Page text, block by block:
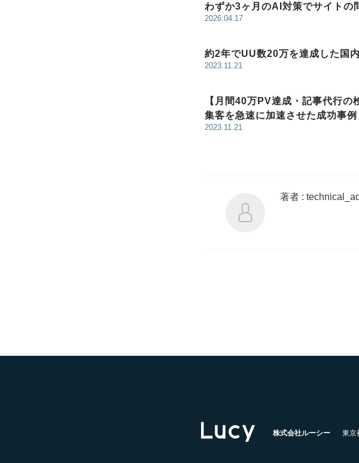
わずか3ヶ月のAI対策でサイトの
2026.04.17
約2年でUU数20万を達成した国
2023.11.21
【月間40万PV達成・記事代行
集客を急速に加速させた成功事例
2023.11.21
著者 :
株式会社ルーシー 東京